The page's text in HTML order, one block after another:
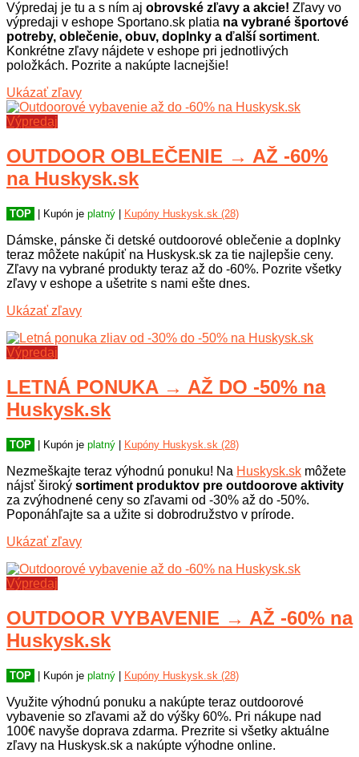
Výpredaj je tu a s ním aj obrovské zľavy a akcie! Zľavy vo
výpredaji v eshope Sportano.sk platia na vybrané športové
potreby, oblečenie, obuv, doplnky a ďalší sortiment.
Konkrétne zľavy nájdete v eshope pri jednotlivých
položkách. Pozrite a nakúpte lacnejšie!
Ukázať zľavy
Výpredaj
OUTDOOR OBLEČENIE → AŽ -60%
na Huskysk.sk
TOP | Kupón je platný Kupóny Huskysk.sk (28)
Dámske, pánske či detské outdoorové oblečenie a doplnky
teraz môžete nakúpiť na Huskysk.sk za tie najlepšie ceny.
Zľavy na vybrané produkty teraz až do -60%. Pozrite všetky
zľavy v eshope a ušetrite s nami ešte dnes.
Ukázať zľavy
Výpredaj
LETNÁ PONUKA → AŽ DO -50% na
Huskysk.sk
TOP | Kupón je platný | Kupóny Huskysk.sk (28)
Nezmeškajte teraz výhodnú ponuku! Na Huskysk.sk môžete
nájsť široký sortiment produktov pre outdoorove aktivity
za zvýhodnené ceny so zľavami od -30% až do -50%.
Poponáhľajte sa a užite si dobrodružstvo v prírode.
Ukázať zľavy
Výpredaj
OUTDOOR VYBAVENIE → AŽ -60% na
Huskysk.sk
TOP | Kupón je platný | Kupóny Huskysk.sk (28)
Využite výhodnú ponuku a nakúpte teraz outdoorové
vybavenie so zľavami až do výšky 60%. Pri nákupe nad
100€ navyše doprava zdarma. Prezrite si všetky aktuálne
zľavy na Huskysk.sk a nakúpte výhodne online.